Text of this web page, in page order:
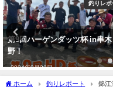
釣りレポ
所属クラブ3FCの最終戦に参加
in甑島
2023年7月10日
ホーム 釣りレポート 錦江